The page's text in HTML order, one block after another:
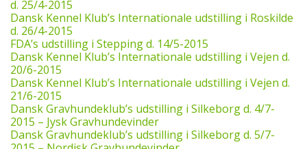
TILSKUD TIL ØJENLYSNING OG
RYGFOTOGRAFERING 2026
d. 25/4-2015
Dansk Kennel Klub’s Internationale udstilling i Roskilde
d. 26/4-2015
FDA’s udstilling i Stepping d. 14/5-2015
Dansk Kennel Klub’s Internationale udstilling i Vejen d.
20/6-2015
Dansk Kennel Klub’s Internationale udstilling i Vejen d.
21/6-2015
Dansk Gravhundeklub’s udstilling i Silkeborg d. 4/7-
2015 – Jysk Gravhundevinder
Dansk Gravhundeklub’s udstilling i Silkeborg d. 5/7-